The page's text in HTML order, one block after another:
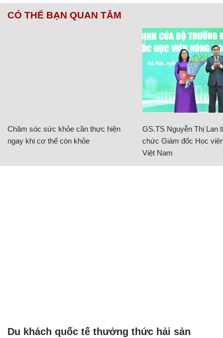
CÓ THỂ BẠN QUAN TÂM
Chăm sóc sức khỏe cần thực hiện
ngay khi cơ thể còn khỏe
GS.TS Nguyễn Thị Lan
chức Giám đốc Học
Việt Nam
Du khách quốc tế thưởng thức hải sản